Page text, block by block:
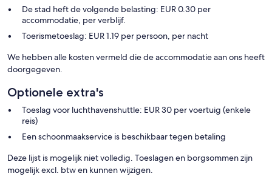
De stad heft de volgende belasting: EUR 0.30 per
accommodatie, per verblijf.
Toerismetoeslag: EUR 1.19 per persoon, per nacht
We hebben alle kosten vermeld die de accommodatie aan ons heeft
doorgegeven.
Optionele extra's
Toeslag voor luchthavenshuttle: EUR 30 per voertuig (enkele
reis)
Een schoonmaakservice is beschikbaar tegen betaling
Deze lijst is mogelijk niet volledig. Toeslagen en borgsommen zijn
mogelijk excl. btw en kunnen wijzigen.